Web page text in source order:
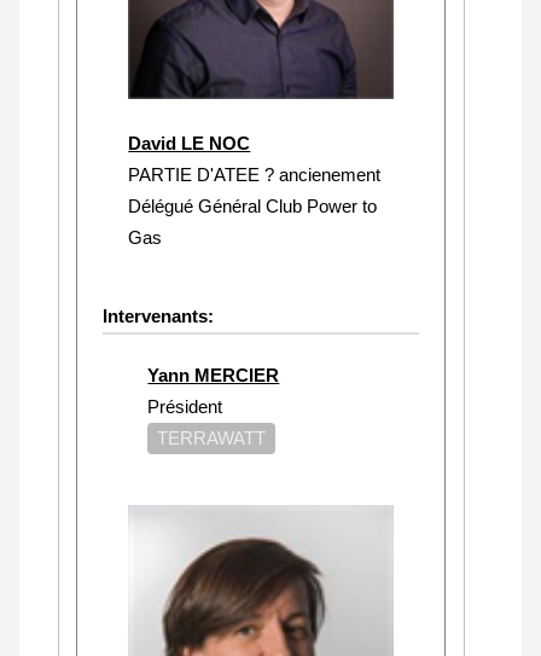
David LE NOC
PARTIE D'ATEE ? ancienement
Délégué Général Club Power to
Gas
Intervenants:
Yann MERCIER
Président
TERRAWATT